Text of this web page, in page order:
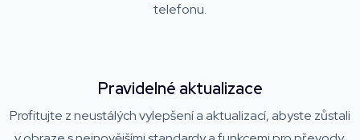
telefonu.
Pravidelné aktualizace
Profitujte z neustálých vylepšení a aktualizací, abyste zůstali